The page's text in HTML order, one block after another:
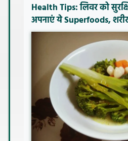
Health Tips: लिवर को
अपनाएं ये Superfoods,